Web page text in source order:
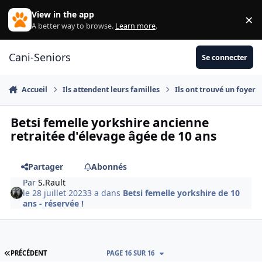
Aller au contenu
View in the app
A better way to browse. Learn more. ×
Cani-Seniors Se connecter
Accueil Ils attendent leurs familles Ils ont trouvé un foyer
Betsi femelle yorkshire ancienne
retraitée d'élevage âgée de 10 ans
Partager
Abonnés
ParS.Rault
le 28 juillet 20233 a dans Betsi femelle yorkshire de 10
ans - réservée !
PREMIÈRE PAGE
PRÉCÉDENT PAGE 16 SUR 16